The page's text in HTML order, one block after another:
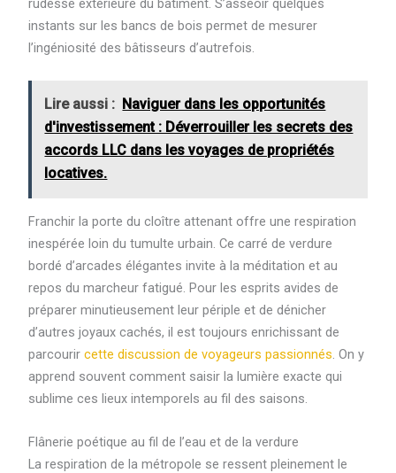
rudesse extérieure du bâtiment. S’asseoir quelques
instants sur les bancs de bois permet de mesurer
l’ingéniosité des bâtisseurs d’autrefois.
Lire aussi : Naviguer dans les opportunités
d'investissement : Déverrouiller les secrets des
accords LLC dans les voyages de propriétés
locatives.
Franchir la porte du cloître attenant offre une respiration
inespérée loin du tumulte urbain. Ce carré de verdure
bordé d’arcades élégantes invite à la méditation et au
repos du marcheur fatigué. Pour les esprits avides de
préparer minutieusement leur périple et de dénicher
d’autres joyaux cachés, il est toujours enrichissant de
parcourir cette discussion de voyageurs passionnés. On y
apprend souvent comment saisir la lumière exacte qui
sublime ces lieux intemporels au fil des saisons.
Flânerie poétique au fil de l’eau et de la verdure
La respiration de la métropole se ressent pleinement le